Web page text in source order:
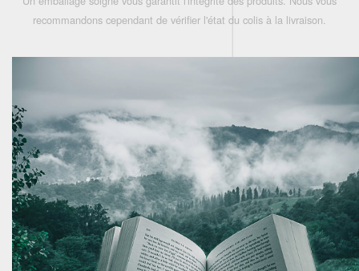
recommandons cependant de vérifier l'état du colis à la livraison.